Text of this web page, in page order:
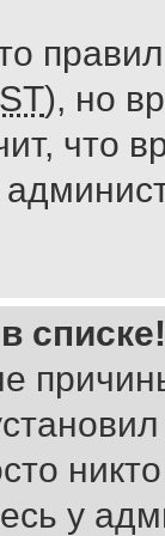
), но
что
списке!
у